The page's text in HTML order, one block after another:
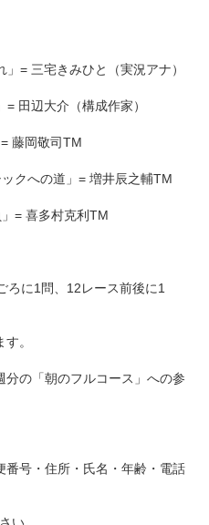
= 三宅きみひと（実況アナ）
田辺大介（構成作家）
藤岡敬司TM
クへの道」= 増井辰之輔TM
= 喜多村克利TM
ろに1問、12レース前後に1
。
の「朝のフルコース」への参
番号・住所・氏名・年齢・電話